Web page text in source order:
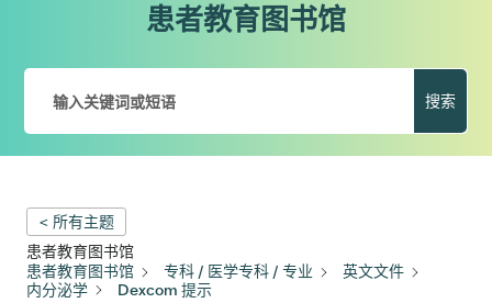
患者教育图书馆
搜索
< 所有主题
患者教育图书馆
患者教育图书馆
专科 / 医学专科 / 专业
英文文件
内分泌学
Dexcom 提示